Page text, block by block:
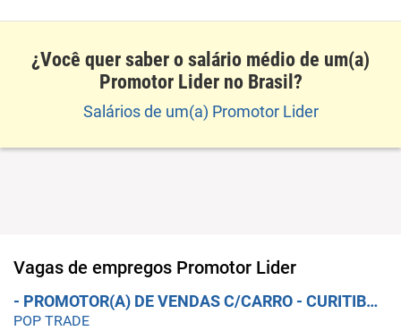
¿Você quer saber o salário médio de um(a)
Promotor Lider no Brasil?
Salários de um(a) Promotor Lider
Vagas de empregos Promotor Lider
- PROMOTOR(A) DE VENDAS C/CARRO - CURITIBA/PR (TECNOLOGIA)
POP TRADE